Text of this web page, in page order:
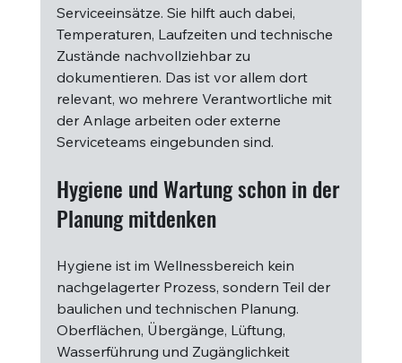
Serviceeinsätze. Sie hilft auch dabei,
Temperaturen, Laufzeiten und technische
Zustände nachvollziehbar zu
dokumentieren. Das ist vor allem dort
relevant, wo mehrere Verantwortliche mit
der Anlage arbeiten oder externe
Serviceteams eingebunden sind.
Hygiene und Wartung schon in der
Planung mitdenken
Hygiene ist im Wellnessbereich kein
nachgelagerter Prozess, sondern Teil der
baulichen und technischen Planung.
Oberflächen, Übergänge, Lüftung,
Wasserführung und Zugänglichkeit